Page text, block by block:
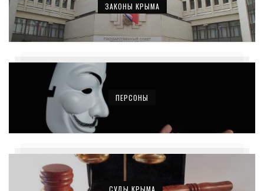
ЗАКОНЫ КРЫМА
ПЕРСОНЫ
СУДЫ КРЫМА